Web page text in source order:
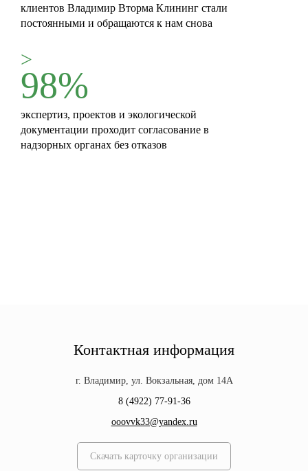
клиентов Владимир Вторма Клининг стали
постоянными и обращаются к нам снова
>
98%
экспертиз, проектов и экологической
документации проходит согласование в
надзорных органах без отказов
Контактная информация
г. Владимир, ул. Вокзальная, дом 14А
8 (4922) 77-91-36
ooovvk33@yandex.ru
Скачать карточку организации